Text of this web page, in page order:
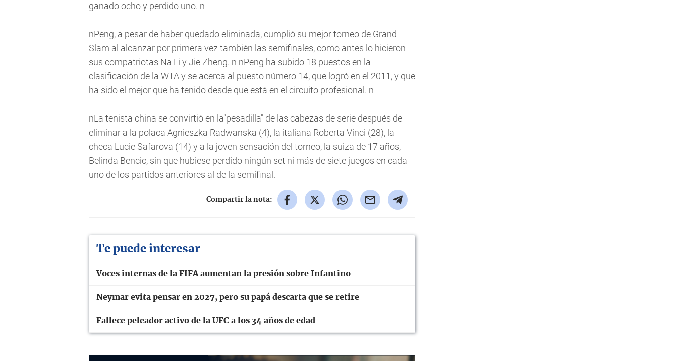
ganado ocho y perdido uno. n
nPeng, a pesar de haber quedado eliminada, cumplió su mejor torneo de Grand
Slam al alcanzar por primera vez también las semifinales, como antes lo hicieron
sus compatriotas Na Li y Jie Zheng. n nPeng ha subido 18 puestos en la
clasificación de la WTA y se acerca al puesto número 14, que logró en el 2011, y que
ha sido el mejor que ha tenido desde que está en el circuito profesional. n
nLa tenista china se convirtió en la"pesadilla" de las cabezas de serie después de
eliminar a la polaca Agnieszka Radwanska (4), la italiana Roberta Vinci (28), la
checa Lucie Safarova (14) y a la joven sensación del torneo, la suiza de 17 años,
Belinda Bencic, sin que hubiese perdido ningún set ni más de siete juegos en cada
uno de los partidos anteriores al de la semifinal.
Compartir la nota:
Te puede interesar
Voces internas de la FIFA aumentan la presión sobre Infantino
Neymar evita pensar en 2027, pero su papá descarta que se retire
Fallece peleador activo de la UFC a los 34 años de edad